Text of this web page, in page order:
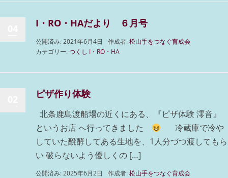
I・RO・HAだより ６月号
公開済み: 2021年6月4日 作成者:松山手をつなぐ育成会
カテゴリー:つくし I・RO・HA
ピザ作り体験
北条鹿島渡船場の近くにある、『ピザ体験 澪音』
というお店 へ行ってきました
冷蔵庫で冷や
していた醗酵してある生地を、1人分づつ渡してもら
い 破らないよう優しくの […]
公開済み: 2025年6月2日 作成者:松山手をつなぐ育成会